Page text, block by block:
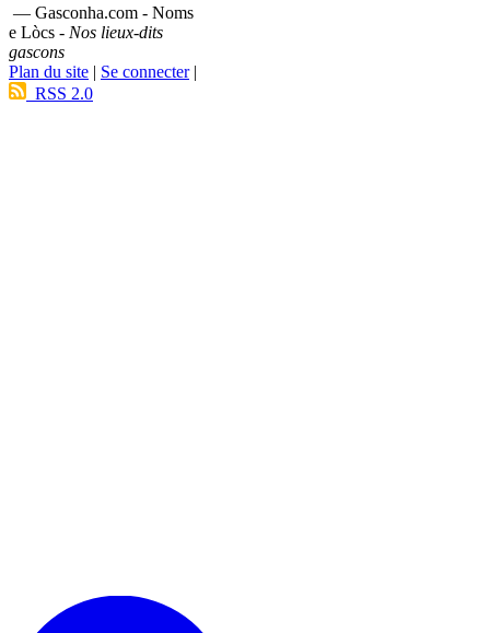
— Gasconha.com - Noms
e Lòcs - Nos lieux-dits
gascons
Plan du site | Se connecter|
RSS 2.0